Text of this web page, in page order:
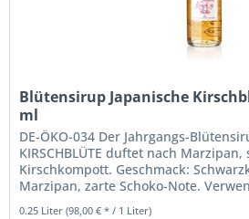
Blütensirup Japanische
ml
DE-ÖKO-034 Der Jahrgangs-
KIRSCHBLÜTE duftet nach Marzipan,
Kirschkompott. Geschmack:
Marzipan, zarte Schoko-Note.
als Blütenschorle, zum Verfeinern...
0.25 Liter(98,00 € * / 1 Liter)